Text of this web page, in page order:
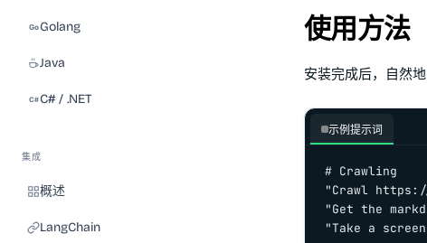
Golang
Java
C# / .NET
集成
概述
LangChain
使用方法
安装完成后，自然
示例提示词
# Crawling
"Crawl https://
"Get the
"Take a